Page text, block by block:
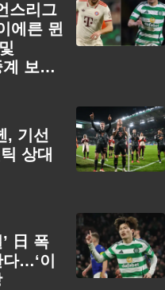
스리그
에른 뮌
보는
, 기선
상대
日 폭
…‘이